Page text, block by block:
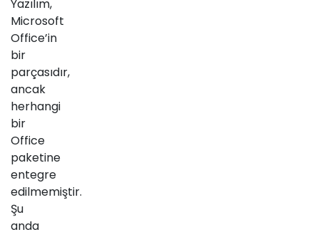
Yazılım,
Microsoft
Office’in
bir
parçasıdır,
ancak
herhangi
bir
Office
paketine
entegre
edilmemiştir.
Şu
anda